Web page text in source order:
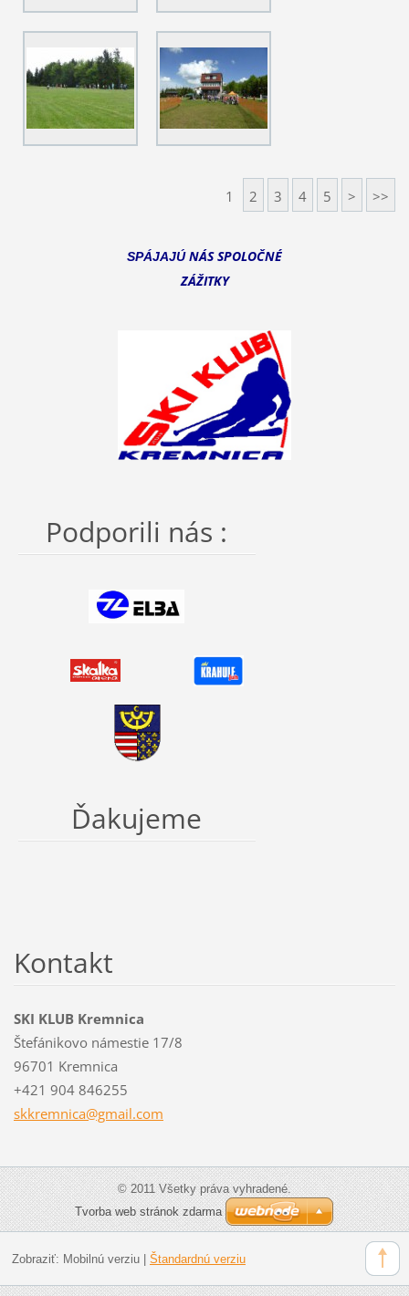
1 2 3 4 5 > >>
SPÁJAJÚNÁS SPOLOČNÉ
ZÁŽITKY
Podporili nás :
Ďakujeme
Kontakt
SKI KLUB Kremnica
Štefánikovo námestie 17/8
96701 Kremnica
+421 904 846255
skkremnica@gmail.com
© 2011 Všetky práva vyhradené.
Tvorba web stránok zdarma
Zobraziť: Mobilnú verziu| Štandardnú verziu